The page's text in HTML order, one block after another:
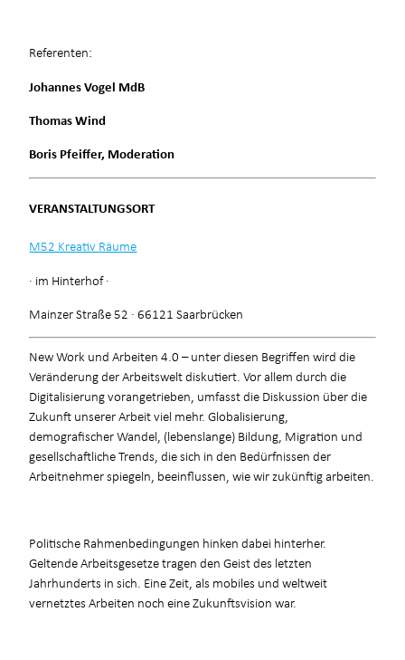
Referenten:
Johannes Vogel MdB
Thomas Wind
Boris Pfeiffer, Moderation
VERANSTALTUNGSORT
M52 Kreativ Räume
· im Hinterhof ·
Mainzer Straße 52 · 66121 Saarbrücken
New Work und Arbeiten 4.0 – unter diesen Begriffen wird die
Veränderung der Arbeitswelt diskutiert. Vor allem durch die
Digitalisierung vorangetrieben, umfasst die Diskussion über die
Zukunft unserer Arbeit viel mehr. Globalisierung,
demografischer Wandel, (lebenslange) Bildung, Migration und
gesellschaftliche Trends, die sich in den Bedürfnissen der
Arbeitnehmer spiegeln, beeinflussen, wie wir zukünftig arbeiten.
Politische Rahmenbedingungen hinken dabei hinterher.
Geltende Arbeitsgesetze tragen den Geist des letzten
Jahrhunderts in sich. Eine Zeit, als mobiles und weltweit
vernetztes Arbeiten noch eine Zukunftsvision war.